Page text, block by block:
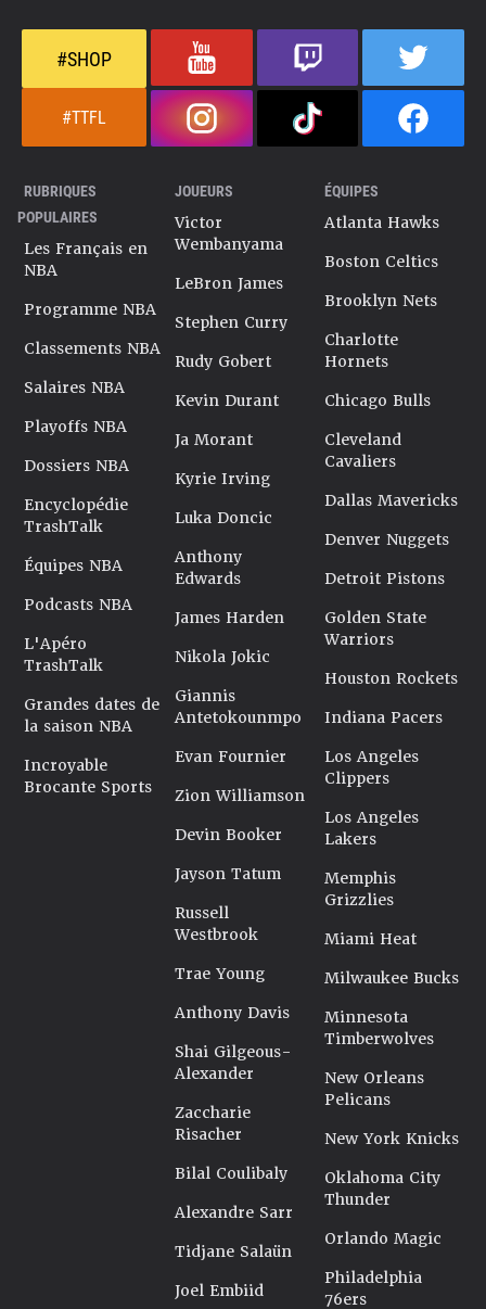
#SHOP
#TTFL
RUBRIQUES
POPULAIRES
Les Français en
NBA
Programme NBA
Classements NBA
Salaires NBA
Playoffs NBA
Dossiers NBA
Encyclopédie
TrashTalk
Équipes NBA
Podcasts NBA
L'Apéro
TrashTalk
Grandes dates de
la saison NBA
Incroyable
Brocante Sports
JOUEURS
Victor
Wembanyama
LeBron James
Stephen Curry
Rudy Gobert
Kevin Durant
Ja Morant
Kyrie Irving
Luka Doncic
Anthony
Edwards
James Harden
Nikola Jokic
Giannis
Antetokounmpo
Evan Fournier
Zion Williamson
Devin Booker
Jayson Tatum
Russell
Westbrook
Trae Young
Anthony Davis
Shai Gilgeous-
Alexander
Zaccharie
Risacher
Bilal Coulibaly
Alexandre Sarr
Tidjane Salaün
Joel Embiid
ÉQUIPES
Atlanta Hawks
Boston Celtics
Brooklyn Nets
Charlotte
Hornets
Chicago Bulls
Cleveland
Cavaliers
Dallas Mavericks
Denver Nuggets
Detroit Pistons
Golden State
Warriors
Houston Rockets
Indiana Pacers
Los Angeles
Clippers
Los Angeles
Lakers
Memphis
Grizzlies
Miami Heat
Milwaukee Bucks
Minnesota
Timberwolves
New Orleans
Pelicans
New York Knicks
Oklahoma City
Thunder
Orlando Magic
Philadelphia
76ers